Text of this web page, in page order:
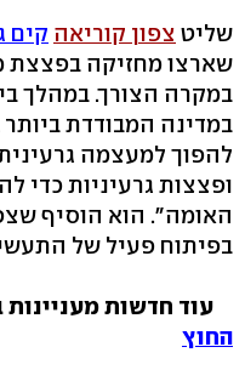
שליט צפון קוריאה קים
שארצו מחזיקה בפצצת
במקרה הצורך. במהלך
במדינה המבודדת
להפוך למעצמה
ופצצות גרעיניות כדי
האומה". הוא הוסיף
בפיתוח פעיל של
עוד חדשות מעניינות
החוץ